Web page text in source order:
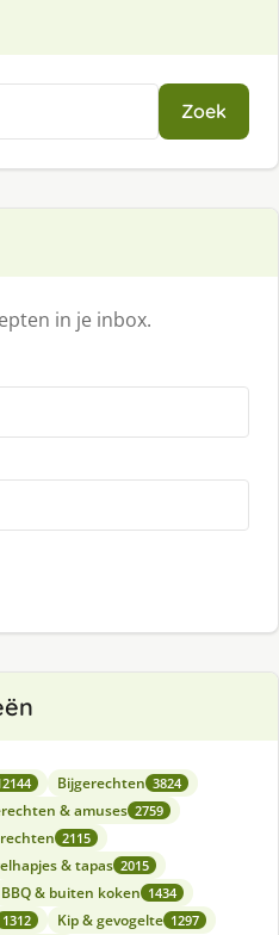
Zoek
in je inbox.
Bijgerechten 3824
& amuses 2759
2115
& tapas 2015
BBQ & buiten koken 1434
1312 Kip & gevogelte 1297